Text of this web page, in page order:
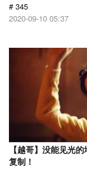
# 345
2020-09-10 05:37
【越哥】没能见光
复制！